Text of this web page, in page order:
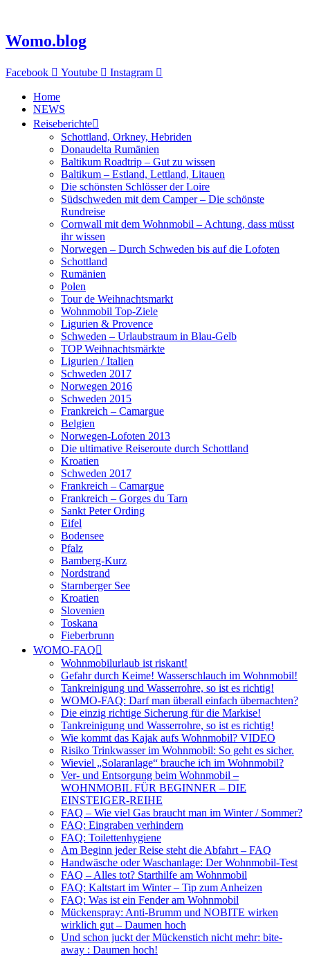
springen
Womo.blog
Facebook Youtube Instagram
Home
NEWS
Reiseberichte
Schottland, Orkney, Hebriden
Donaudelta Rumänien
Baltikum Roadtrip – Gut zu wissen
Baltikum – Estland, Lettland, Litauen
Die schönsten Schlösser der Loire
Südschweden mit dem Camper – Die schönste
Rundreise
Cornwall mit dem Wohnmobil – Achtung, dass müsst
ihr wissen
Norwegen – Durch Schweden bis auf die Lofoten
Schottland
Rumänien
Polen
Tour de Weihnachtsmarkt
Wohnmobil Top-Ziele
Ligurien & Provence
Schweden – Urlaubstraum in Blau-Gelb
TOP Weihnachtsmärkte
Ligurien / Italien
Schweden 2017
Norwegen 2016
Schweden 2015
Frankreich – Camargue
Belgien
Norwegen-Lofoten 2013
Die ultimative Reiseroute durch Schottland
Kroatien
Schweden 2017
Frankreich – Camargue
Frankreich – Gorges du Tarn
Sankt Peter Ording
Eifel
Bodensee
Pfalz
Bamberg-Kurz
Nordstrand
Starnberger See
Kroatien
Slovenien
Toskana
Fieberbrunn
WOMO-FAQ
Wohnmobilurlaub ist riskant!
Gefahr durch Keime! Wasserschlauch im Wohnmobil!
Tankreinigung und Wasserrohre, so ist es richtig!
WOMO-FAQ: Darf man überall einfach übernachten?
Die einzig richtige Sicherung für die Markise!
Tankreinigung und Wasserrohre, so ist es richtig!
Wie kommt das Kajak aufs Wohnmobil? VIDEO
Risiko Trinkwasser im Wohnmobil: So geht es sicher.
Wieviel „Solaranlage“ brauche ich im Wohnmobil?
Ver- und Entsorgung beim Wohnmobil –
WOHNMOBIL FÜR BEGINNER – DIE
EINSTEIGER-REIHE
FAQ – Wie viel Gas braucht man im Winter / Sommer?
FAQ: Eingraben verhindern
FAQ: Toilettenhygiene
Am Beginn jeder Reise steht die Abfahrt – FAQ
Handwäsche oder Waschanlage: Der Wohnmobil-Test
FAQ – Alles tot? Starthilfe am Wohnmobil
FAQ: Kaltstart im Winter – Tip zum Anheizen
FAQ: Was ist ein Fender am Wohnmobil
Mückenspray: Anti-Brumm und NOBITE wirken
wirklich gut – Daumen hoch
Und schon juckt der Mückenstich nicht mehr: bite-
away : Daumen hoch!